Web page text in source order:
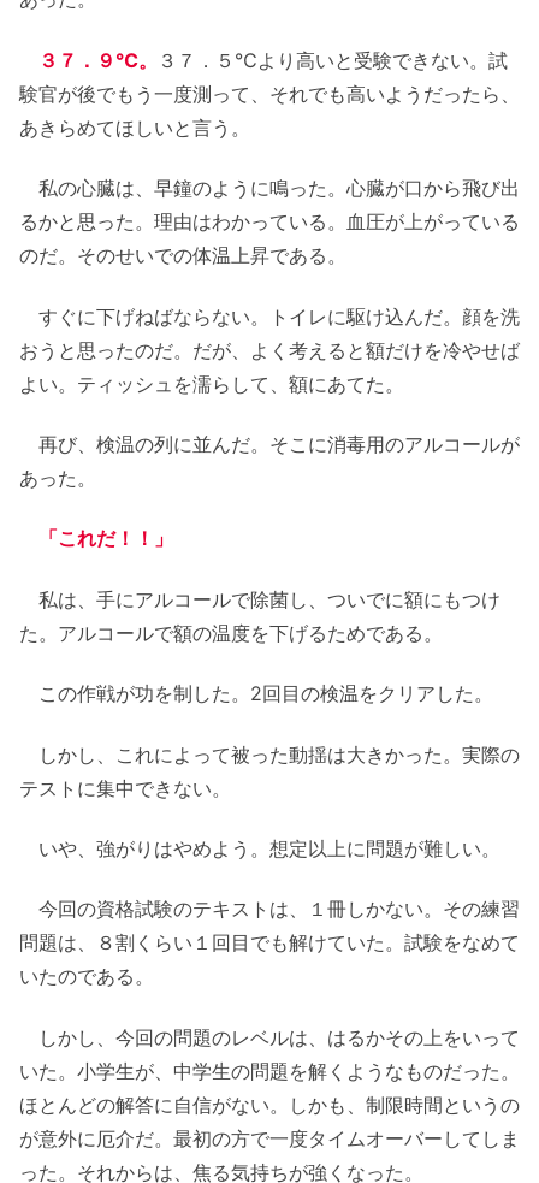
３７．９℃。
３７．５℃より高いと受験できない。試
験官が後でもう一度測って、それでも高いようだったら、
あきらめてほしいと言う。
私の心臓は、早鐘のように鳴った。心臓が口から飛び出
るかと思った。理由はわかっている。血圧が上がっている
のだ。そのせいでの体温上昇である。
すぐに下げねばならない。トイレに駆け込んだ。顔を洗
おうと思ったのだ。だが、よく考えると額だけを冷やせば
よい。ティッシュを濡らして、額にあてた。
再び、検温の列に並んだ。そこに消毒用のアルコールが
あった。
「これだ！！」
私は、手にアルコールで除菌し、ついでに額にもつけ
た。アルコールで額の温度を下げるためである。
この作戦が功を制した。2回目の検温をクリアした。
しかし、これによって被った動揺は大きかった。実際の
テストに集中できない。
いや、強がりはやめよう。想定以上に問題が難しい。
今回の資格試験のテキストは、１冊しかない。その練習
問題は、８割くらい１回目でも解けていた。試験をなめて
いたのである。
しかし、今回の問題のレベルは、はるかその上をいって
いた。小学生が、中学生の問題を解くようなものだった。
ほとんどの解答に自信がない。しかも、制限時間というの
が意外に厄介だ。最初の方で一度タイムオーバーしてしま
った。それからは、焦る気持ちが強くなった。